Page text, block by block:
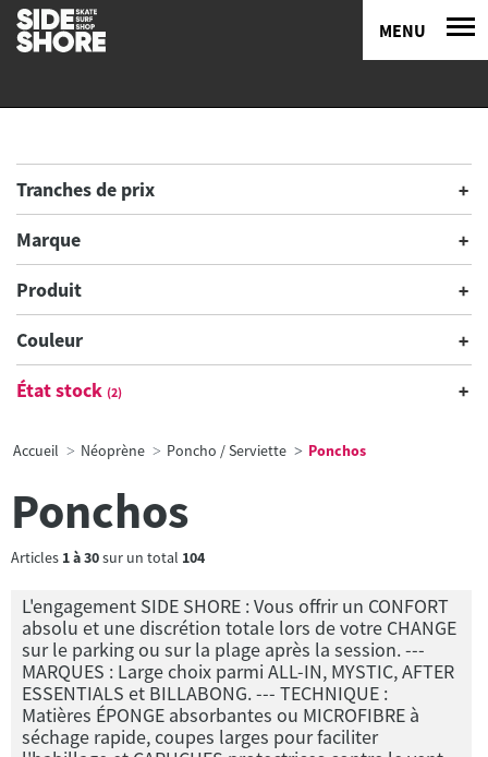
MENU
Tranches de prix
Marque
Produit
Couleur
État stock (2)
Accueil Néoprène Poncho / Serviette Ponchos
Ponchos
Articles 1à30sur un total 104
L'engagement SIDE SHORE : Vous offrir un CONFORT
absolu et une discrétion totale lors de votre CHANGE
sur le parking ou sur la plage après la session. ---
MARQUES : Large choix parmi ALL-IN, MYSTIC, AFTER
ESSENTIALS et BILLABONG. --- TECHNIQUE :
Matières ÉPONGE absorbantes ou MICROFIBRE à
séchage rapide, coupes larges pour faciliter